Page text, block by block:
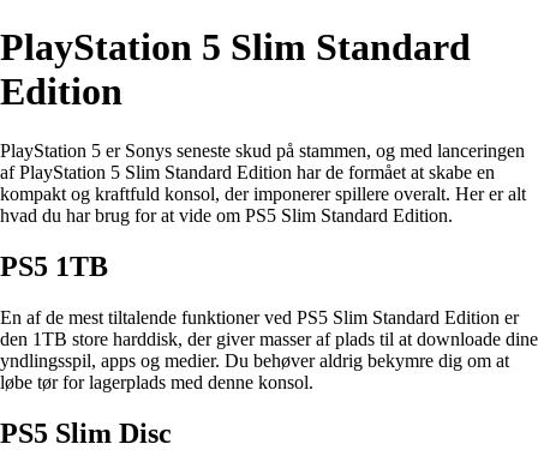
PlayStation 5 Slim Standard
Edition
PlayStation 5 er Sonys seneste skud på stammen, og med lanceringen
af PlayStation 5 Slim Standard Edition har de formået at skabe en
kompakt og kraftfuld konsol, der imponerer spillere overalt. Her er alt
hvad du har brug for at vide om PS5 Slim Standard Edition.
PS5 1TB
En af de mest tiltalende funktioner ved PS5 Slim Standard Edition er
den 1TB store harddisk, der giver masser af plads til at downloade dine
yndlingsspil, apps og medier. Du behøver aldrig bekymre dig om at
løbe tør for lagerplads med denne konsol.
PS5 Slim Disc